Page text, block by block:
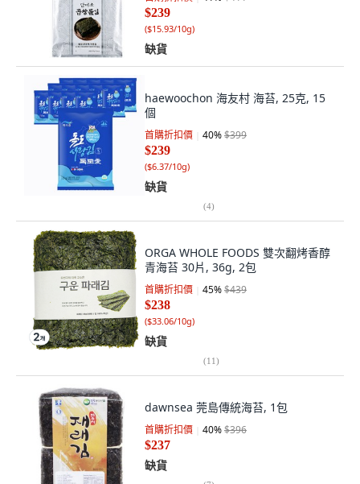
$239
($15.93/10g)
缺貨
haewoochon 海友村 海苔, 25克, 15
個
首購折扣價 40%$399
$239
($6.37/10g)
缺貨
(4)
ORGA WHOLE FOODS 雙次翻烤香醇
青海苔 30片, 36g, 2包
首購折扣價 45%$439
$238
($33.06/10g)
缺貨
(11)
dawnsea 莞島傳統海苔, 1包
首購折扣價 40%$396
$237
缺貨